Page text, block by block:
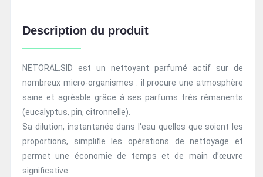
Description du produit
NETORAL.SID est un nettoyant parfumé actif sur de
nombreux micro-organismes : il procure une atmosphère
saine et agréable grâce à ses parfums très rémanents
(eucalyptus, pin, citronnelle).
Sa dilution, instantanée dans l'eau quelles que soient les
proportions, simplifie les opérations de nettoyage et
permet une économie de temps et de main d’œuvre
significative.